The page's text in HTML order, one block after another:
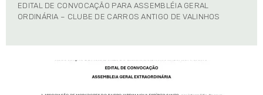
EDITAL DE CONVOCAÇÃO PARA ASSEMBLÉIA GERAL
ORDINÁRIA – CLUBE DE CARROS ANTIGO DE VALINHOS